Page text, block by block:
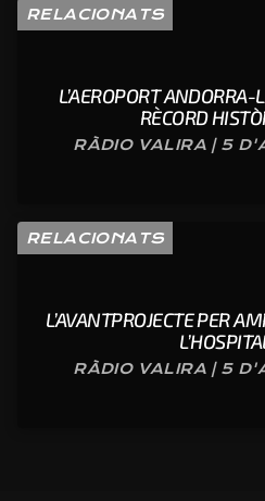
RELACIONATS
L’AEROPORT ANDORRA-
RÈCORD
RÀDIO VALIRA | 5
RELACIONATS
L’AVANTPROJECTE PER
RÀDIO VALIRA | 5